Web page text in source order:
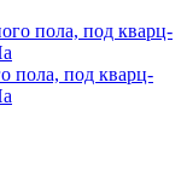
пола, под кварц-